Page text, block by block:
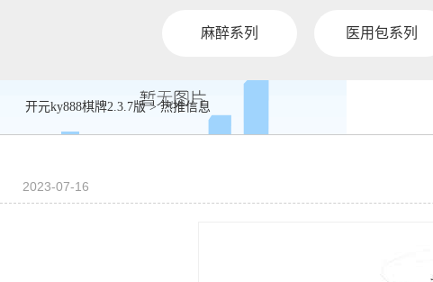
麻醉系列 医用包系列
开元ky888棋牌2.3.7版>热推信息
2023-07-16